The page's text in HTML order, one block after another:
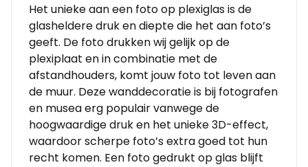
Het unieke aan een foto op plexiglas is de
glasheldere druk en diepte die het aan foto’s
geeft. De foto drukken wij gelijk op de
plexiplaat en in combinatie met de
afstandhouders, komt jouw foto tot leven aan
de muur. Deze wanddecoratie is bij fotografen
en musea erg populair vanwege de
hoogwaardige druk en het unieke 3D-effect,
waardoor scherpe foto’s extra goed tot hun
recht komen. Een foto gedrukt op glas blijft